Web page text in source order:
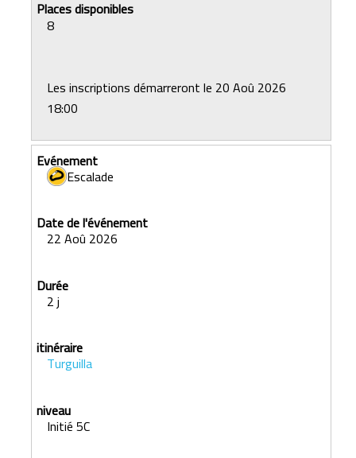
8
Les inscriptions démarreront le 20 Aoû 2026
18:00
Escalade
22 Aoû 2026
2 j
Turguilla
Initié 5C